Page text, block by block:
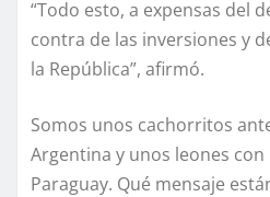
“Todo esto, a expensas del
contra de las inversiones y
la República”, afirmó.
Somos unos cachorritos
Argentina y unos leones
Paraguay. Qué mensaje